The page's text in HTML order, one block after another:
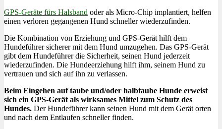
GPS-Geräte fürs Halsband oder als Micro-Chip implantiert, helfen
einen verloren gegangenen Hund schneller wiederzufinden.
Die Kombination von Erziehung und GPS-Gerät hilft dem
Hundeführer sicherer mit dem Hund umzugehen. Das GPS-Gerät
gibt dem Hundeführer die Sicherheit, seinen Hund jederzeit
wiederzufinden. Die Hundeerziehung hilft ihm, seinem Hund zu
vertrauen und sich auf ihn zu verlassen.
Beim Eingehen auf taube und/oder halbtaube Hunde erweist
sich ein GPS-Gerät als wirksames Mittel zum Schutz des
Hundes. Der Hundeführer kann seinen Hund mit dem Gerät orten
und nach dem Entlaufen schneller finden.